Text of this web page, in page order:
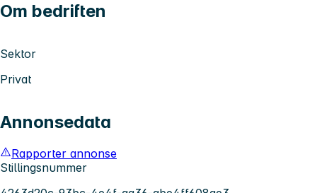
Om bedriften
Sektor
Privat
Annonsedata
Rapporter annonse
Stillingsnummer